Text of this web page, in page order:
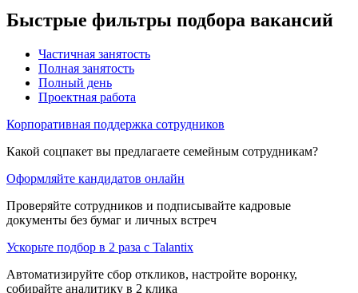
Быстрые фильтры подбора вакансий
Частичная занятость
Полная занятость
Полный день
Проектная работа
Корпоративная поддержка сотрудников
Какой соцпакет вы предлагаете семейным сотрудникам?
Оформляйте кандидатов онлайн
Проверяйте сотрудников и подписывайте кадровые
документы без бумаг и личных встреч
Ускорьте подбор в 2 раза с Talantix
Автоматизируйте сбор откликов, настройте воронку,
собирайте аналитику в 2 клика